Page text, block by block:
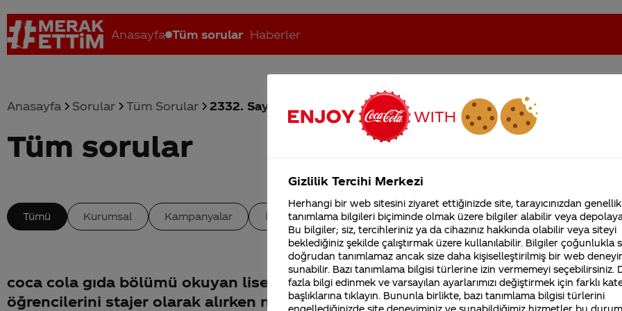
Anasayfa Tüm sorular Haberler
Coca-Cola nerenin malı? Coca cola İsrail malı mı Yani ... Coca-Cola'nın Filistin'de fabr... Coca-Cola’yı kim buldu?
Anasayfa Sorular Tüm Sorular 2332. Sayfa
Tüm sorular
Tümü Kurumsal Kampanyalar İçerik Sürdürülebilirlik Marka
coca cola gıda bölümü okuyan lise
öğrencilerini stajer olarak alırken nelerine
Coca-Cola'nın içinde Coca-Cola'ya
veren Merksikada ve heryerde
Kurumsal
4355 Soru
Coca-Cola Şirketi
merak ettikleriniz.
Fabrikalarımız,
sertifikalarımız, faaliyet
gösterdiğimiz ülkeler,
tarihçemiz ve daha
Gizlilik Tercihi Merkezi
Herhangi bir web sitesini ziyaret ettiğinizde site, tarayıcınızdan
tanımlama bilgileri biçiminde olmak üzere bilgiler alabilir veya
Bu bilgiler; siz, tercihleriniz ya da cihazınız hakkında olabilir veya siteyi
beklediğiniz şekilde çalıştırmak üzere kullanılabilir. Bilgiler çoğunlukla
doğrudan tanımlamaz ancak size daha kişiselleştirilmiş bir web
sunabilir. Bazı tanımlama bilgisi türlerine izin vermemeyi seçebilirsiniz.
fazla bilgi edinmek ve varsayılan ayarlarımızı değiştirmek için farklı
başlıklarına tıklayın. Bununla birlikte, bazı tanımlama bilgisi türlerini
engellediğinizde site deneyiminiz ve sunabildiğimiz hizmetler bu